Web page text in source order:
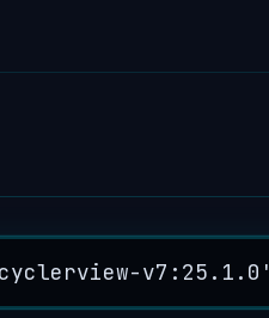
v7:25.1.0